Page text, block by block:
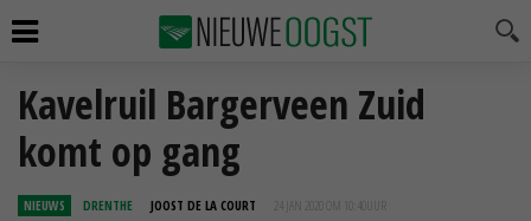
Kavelruil Bargerveen Zuid
komt op gang
NIEUWS DRENTHE JOOST DE LA COURT 24 JAN 2020 OM 10:40